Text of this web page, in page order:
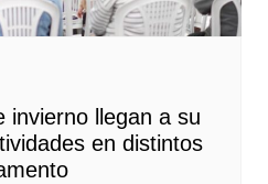
invierno llegan a su
en distintos